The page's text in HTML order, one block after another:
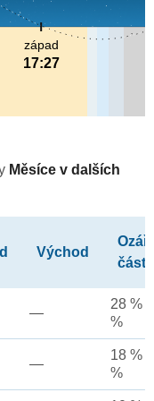
západ
17:27
Měsíce v dalších
Východ
část
—
28 %
%
—
18 %
%